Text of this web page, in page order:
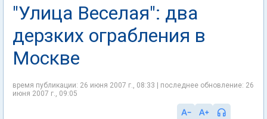
"Улица Веселая": два
дерзких ограбления в
Москве
время публикации: 26 июня 2007 г., 08:33 | последнее обновление: 26
июня 2007 г., 09:05